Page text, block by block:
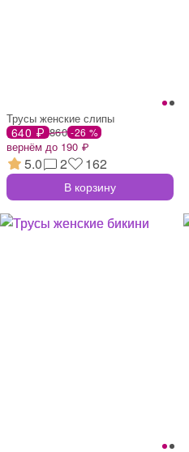
Трусы женские слипы
640 ₽ 860 -26 %
вернём до 190 ₽
5.0 2 162
В корзину